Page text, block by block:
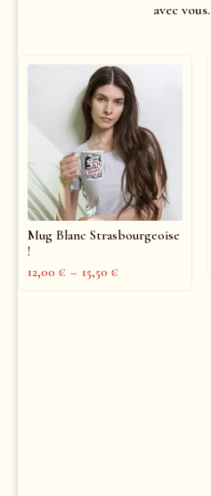
avec vous.
Mug Blanc Strasbourgeoise
!
12,00 € – 15,50 €